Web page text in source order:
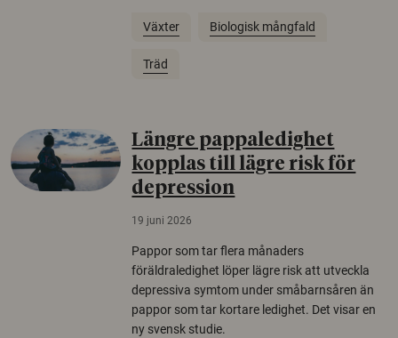
Växter Biologisk mångfald
Träd
Längre pappaledighet
kopplas till lägre risk för
depression
19 juni 2026
Pappor som tar flera månaders
föräldraledighet löper lägre risk att utveckla
depressiva symtom under småbarnsåren än
pappor som tar kortare ledighet. Det visar en
ny svensk studie.